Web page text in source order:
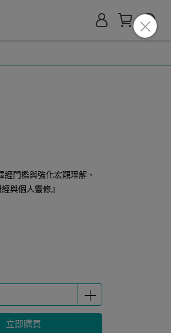
經門檻與強化宏觀理解、
與個人靈修』
立即購買